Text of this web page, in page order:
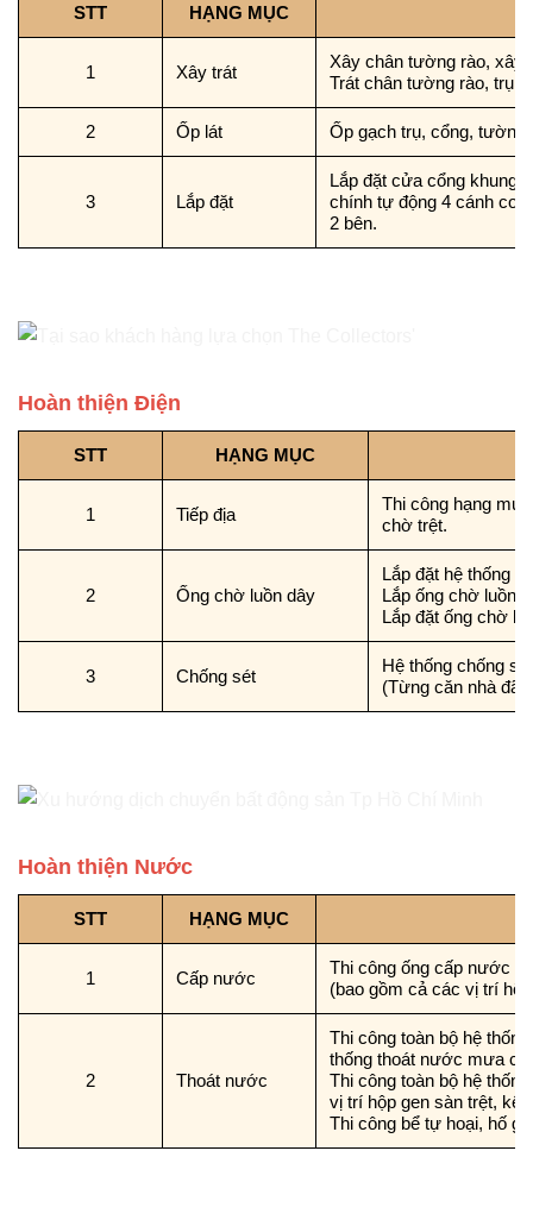
STT HẠNG MỤC
1 Xây trát
Xây chân tường rào, xây
Trát chân tường rào, trụ
2 Ốp lát Ốp gạch trụ, cổng, tường
3 Lắp đặt
Lắp đặt cửa cổng khung
chính tự động 4 cánh cơ
2 bên.
Hoàn thiện Điện
STT HẠNG MỤC
1 Tiếp địa
Thi công hạng
chờ trệt.
2 Ống chờ luồn dây
Lắp đặt hệ thống
Lắp ống chờ luồn
Lắp đặt ống chờ
3 Chống sét
Hệ thống chống
(Từng căn nhà đã
Hoàn thiện Nước
STT HẠNG MỤC
1 Cấp nước
Thi công ống cấp nước
(bao gồm cả các vị trí
2 Thoát nước
Thi công toàn bộ hệ
thống thoát nước mưa
Thi công toàn bộ hệ
vị trí hộp gen sàn trệt,
Thi công bể tự hoại, hố